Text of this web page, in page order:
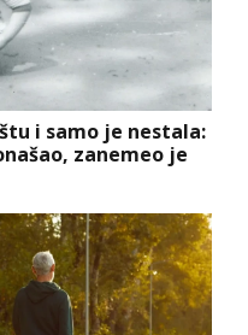
i samo je nestala:
zanemeo je